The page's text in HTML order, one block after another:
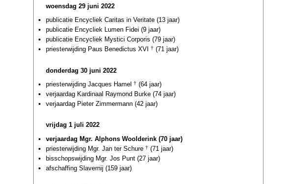
woensdag 29 juni 2022
publicatie Encycliek Caritas in Veritate (13 jaar)
publicatie Encycliek Lumen Fidei (9 jaar)
publicatie Encycliek Mystici Corporis (79 jaar)
priesterwijding Paus Benedictus XVI
† (71 jaar)
donderdag 30 juni 2022
priesterwijding Jacques Hamel
† (64 jaar)
verjaardag Kardinaal Raymond Burke (74 jaar)
verjaardag Pieter Zimmermann (42 jaar)
vrijdag 1 juli 2022
verjaardag Mgr. Alphons Woolderink (70 jaar)
priesterwijding Mgr. Jan ter Schure † (71 jaar)
bisschopswijding Mgr. Jos Punt (27 jaar)
afschaffing Slavernij (159 jaar)